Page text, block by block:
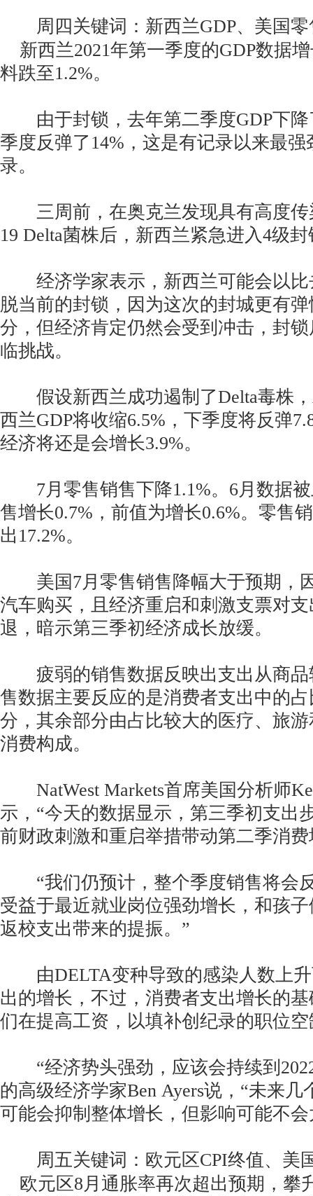
周四关键词：新西兰GDP、美国零
新西兰2021年第一季度的GDP数据
料跌至1.2%。
由于封锁，去年第二季度GDP下降
季度反弹了14%，这是有记录以来最
录。
三周前，在奥克兰发现具有高度传
19 Delta菌株后，新西兰紧急进入4级
经济学家表示，新西兰可能会以比
脱当前的封锁，因为这次的封城更有
分，但经济肯定仍然会受到冲击，封
临挑战。
假设新西兰成功遏制了Delta毒株，
西兰GDP将收缩6.5%，下季度将反弹
经济将还是会增长3.9%。
7月零售销售下降1.1%。6月数据被
售增长0.7%，前值为增长0.6%。零售
出17.2%。
美国7月零售销售降幅大于预期，
汽车购买，且经济重启和刺激支票对
退，暗示第三季初经济成长放缓。
疲弱的销售数据反映出支出从商品
售数据主要反应的是消费者支出中的
分，其余部分由占比较大的医疗、旅
消费构成。
NatWest Markets首席美国分析师
示，“今天的数据显示，第三季初支出
前财政刺激和重启举措带动第二季消
“我们仍预计，整个季度销售将会
受益于最近就业岗位强劲增长，和孩
返校支出带来的提振。”
由DELTA变种导致的感染人数上升
出的增长，不过，消费者支出增长的
们在提高工资，以填补创纪录的职位
“经济势头强劲，应该会持续到
的高级经济学家Ben Ayers说，“未来
可能会抑制整体增长，但影响可能不会
周五关键词：欧元区CPI终值、美
欧元区8月通胀率再次超出预期，攀